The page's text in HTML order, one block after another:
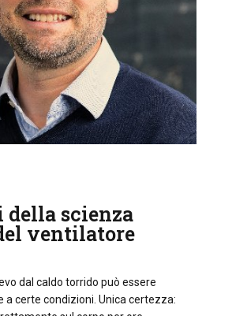
scienza
ventilatore
dal caldo torrido può essere
a certe condizioni. Unica certezza: